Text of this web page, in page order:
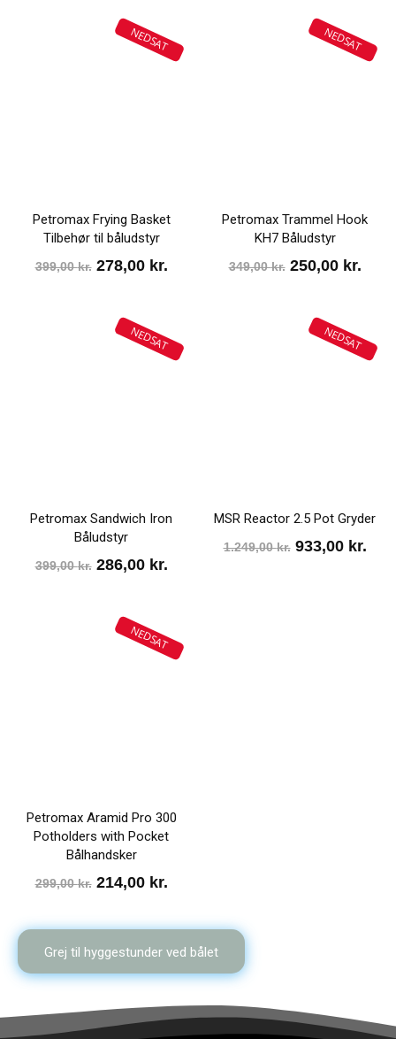
NEDSAT
Petromax Frying Basket
Tilbehør til båludstyr
399,00kr. Den
pris
278,00 kr.Den
er:
NEDSAT
Petromax Trammel Hook
KH7 Båludstyr
349,00kr. Den
pris
250,00 kr.Den
er:
NEDSAT
Petromax Sandwich Iron
Båludstyr
399,00kr. Den
pris
286,00 kr.Den
er:
NEDSAT
MSR Reactor 2.5 Pot Gryder
1.249,00kr. Den
933,00 kr.Den
NEDSAT
Petromax Aramid Pro 300
Potholders with Pocket
Bålhandsker
299,00kr. Den
pris
var:
299,00 kr..
214,00 kr.Den
pris
er:
214,00 kr..
Grej til hyggestunder ved bålet